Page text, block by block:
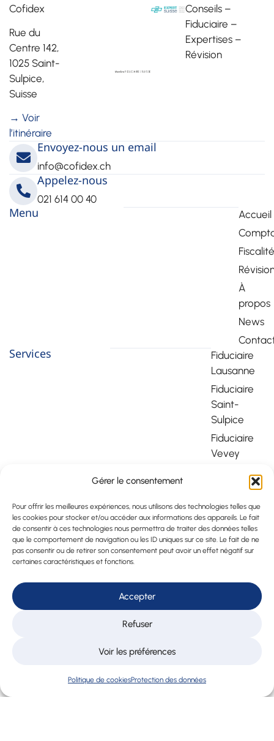
Gérer le consentement
Pour offrir les meilleures expériences, nous utilisons des technologies telles que
les cookies pour stocker et/ou accéder aux informations des appareils. Le fait
de consentir à ces technologies nous permettra de traiter des données telles
que le comportement de navigation ou les ID uniques sur ce site. Le fait de ne
pas consentir ou de retirer son consentement peut avoir un effet négatif sur
certaines caractéristiques et fonctions.
Accepter
Refuser
Voir les préférences
Politique de cookiesProtection des données
Cofidex
Rue du
Centre 142,
1025 Saint-
Sulpice,
Suisse
→ Voir
l’itinéraire
Conseils –
Fiduciaire –
Expertises –
Révision
Envoyez-nous un email
info@cofidex.ch
Appelez-nous
021 614 00 40
Menu
Accueil
Fiscalité
À
propos
News
Services
Fiduciaire
Lausanne
Fiduciaire
Saint-
Sulpice
Fiduciaire
Vevey
Fiduciaire
Montreux
Expert
Fiduciaire
en Suisse
Déclaration
Lausanne